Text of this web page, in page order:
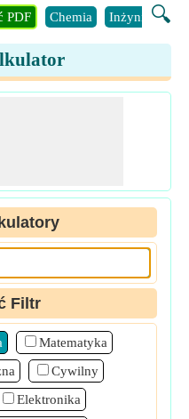
🔍
PDF Chemia Inżynieria
Filtr
Matematyka
Cywilny
Elektronika